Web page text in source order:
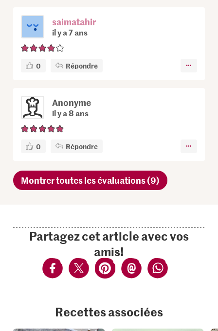
saimatahir
il y a 7 ans
0 Répondre
Anonyme
il y a 8 ans
0 Répondre
Montrer toutes les évaluations (9)
Partagez cet article avec vos
amis!
Recettes associées